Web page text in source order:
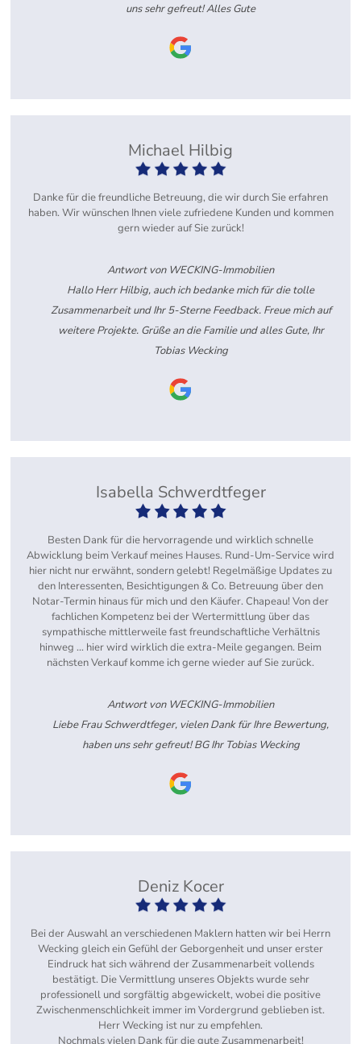
uns sehr gefreut! Alles Gute
Michael Hilbig
Danke für die freundliche Betreuung, die wir durch Sie erfahren
haben. Wir wünschen Ihnen viele zufriedene Kunden und kommen
gern wieder auf Sie zurück!
Antwort von WECKING-Immobilien
Hallo Herr Hilbig, auch ich bedanke mich für die tolle
Zusammenarbeit und Ihr 5-Sterne Feedback. Freue mich auf
weitere Projekte. Grüße an die Familie und alles Gute, Ihr
Tobias Wecking
Isabella Schwerdtfeger
Besten Dank für die hervorragende und wirklich schnelle
Abwicklung beim Verkauf meines Hauses. Rund-Um-Service wird
hier nicht nur erwähnt, sondern gelebt! Regelmäßige Updates zu
den Interessenten, Besichtigungen & Co. Betreuung über den
Notar-Termin hinaus für mich und den Käufer. Chapeau! Von der
fachlichen Kompetenz bei der Wertermittlung über das
sympathische mittlerweile fast freundschaftliche Verhältnis
hinweg ... hier wird wirklich die extra-Meile gegangen. Beim
nächsten Verkauf komme ich gerne wieder auf Sie zurück.
Antwort von WECKING-Immobilien
Liebe Frau Schwerdtfeger, vielen Dank für Ihre Bewertung,
haben uns sehr gefreut! BG Ihr Tobias Wecking
Deniz Kocer
Bei der Auswahl an verschiedenen Maklern hatten wir bei Herrn
Wecking gleich ein Gefühl der Geborgenheit und unser erster
Eindruck hat sich während der Zusammenarbeit vollends
bestätigt. Die Vermittlung unseres Objekts wurde sehr
professionell und sorgfältig abgewickelt, wobei die positive
Zwischenmenschlichkeit immer im Vordergrund geblieben ist.
Herr Wecking ist nur zu empfehlen.
Nochmals vielen Dank für die gute Zusammenarbeit!